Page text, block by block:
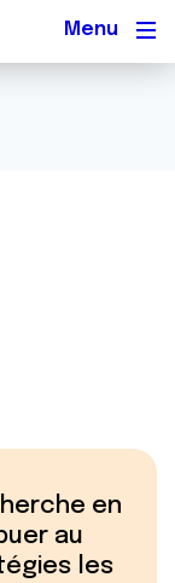
en
au
les